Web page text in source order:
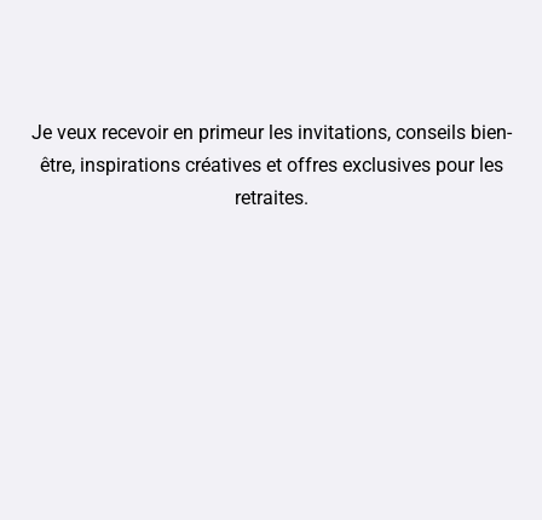
Je veux recevoir en primeur les invitations, conseils bien-
être, inspirations créatives et offres exclusives pour les
retraites.